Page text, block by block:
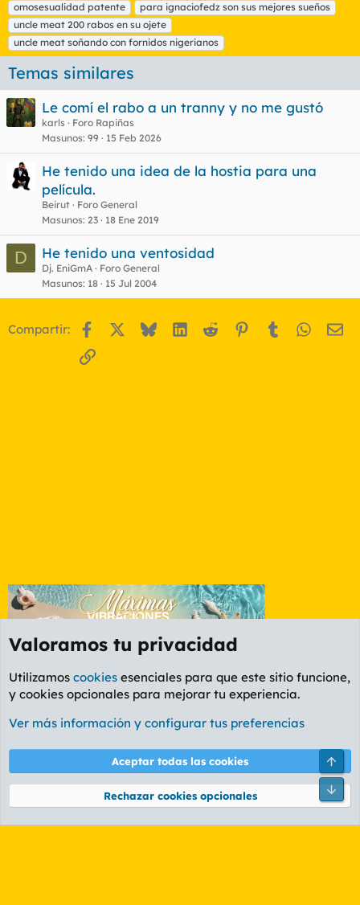
omosesualidad patente
para ignaciofedz son sus mejores sueños
uncle meat 200 rabos en su ojete
uncle meat soñando con fornidos nigerianos
Temas similares
Le comí el rabo a un tranny y no me gustó
karls
Foro Rapiñas
Masunos 99 15 Feb 2026
He tenido una idea de la hostia para una
película.
Beirut
Foro General
Masunos 23 18 Ene 2019
D He tenido una ventosidad
Dj. EniGmA
Foro General
Masunos 18 15 Jul 2004
Compartir: Facebook BlueskyLinkedIn
Reddit Pinterest
Tumblr
Enlace
Foro General
Cookies
PL OLDSTYLE AMARILLO
Términos y reglas Política de privacidad Ayuda
Community platform by XenForo® © 2010-2026 XenForo Ltd.
Valoramos tu privacidad
Utilizamos cookies esenciales para que este sitio funcione,
y cookies opcionales para mejorar tu experiencia.
Ver más información y configurar tus preferencias
Aceptar todas las cookies
Rechazar cookies opcionales
Pie